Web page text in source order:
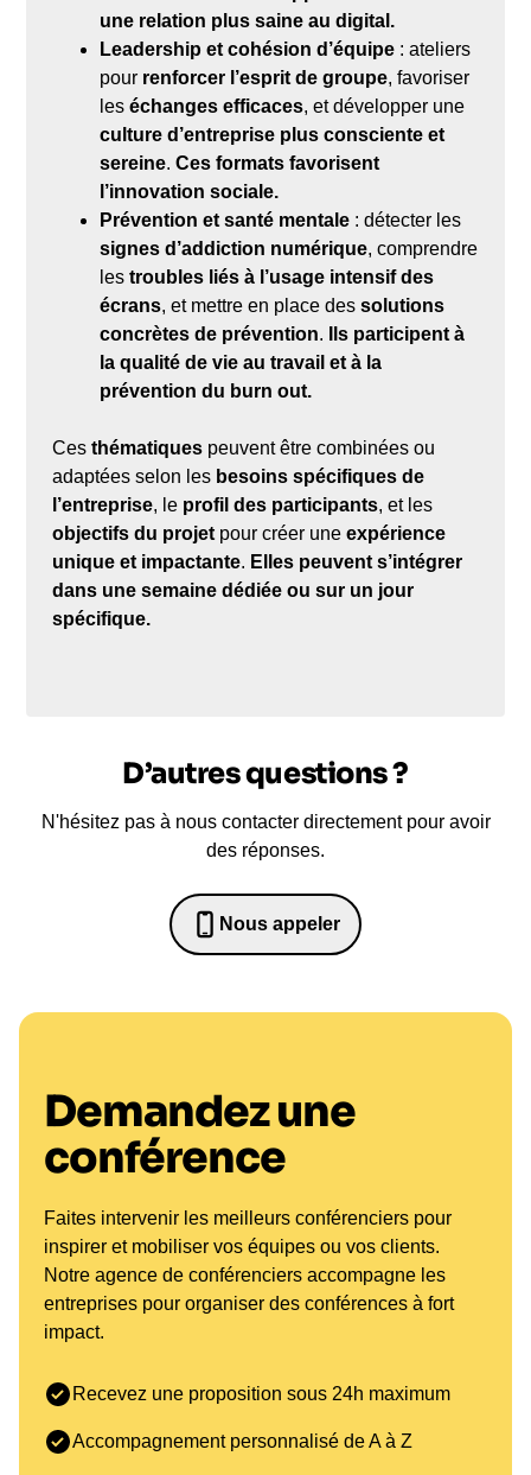
une relation plus saine au digital.
Leadership et cohésion d’équipe : ateliers
pour renforcer l’esprit de groupe, favoriser
leséchanges efficaces, et développer une
culture d’entreprise plus consciente et
sereine.Ces formats favorisent
l’innovation sociale.
Prévention et santé mentale : détecter les
signes d’addiction numérique, comprendre
lestroubles liés à l’usage intensif des
écrans, et mettre en place dessolutions
concrètes de prévention.
Ils participent à
la qualité de vie au travail et à la
prévention du burn out.
Cesthématiques peuvent être combinées ou
adaptées selon les besoins spécifiques de
l’entreprise, le profil des participants, et les
objectifs du projet pour créer uneexpérience
unique et impactante. Elles peuvent s’intégrer
dans une semaine dédiée ou sur un jour
spécifique.
D’autres questions ?
N'hésitez pas à nous contacter directement pour avoir
des réponses.
Nous appeler
0652698481
Demandez une
conférence
Faites intervenir les meilleurs conférenciers pour
inspirer et mobiliser vos équipes ou vos clients.
Notre agence de conférenciers accompagne les
entreprises pour organiser des conférences à fort
impact.
Recevez une proposition sous 24h maximum
Accompagnement personnalisé de A à Z